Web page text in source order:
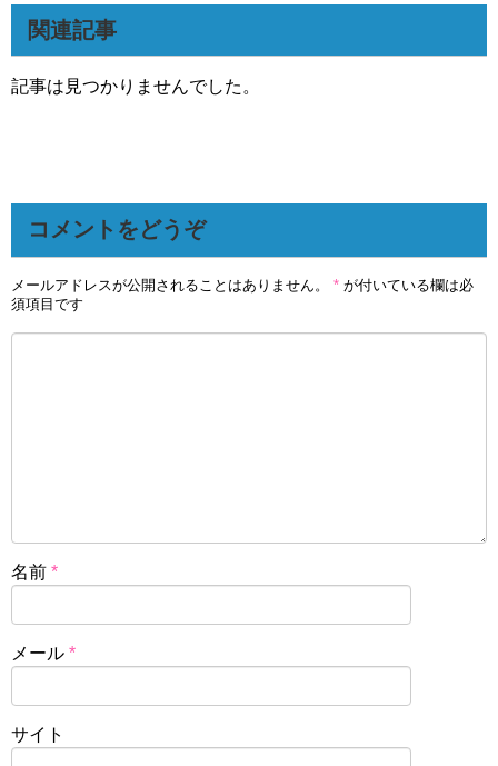
関連記事
記事は見つかりませんでした。
コメントをどうぞ
メールアドレスが公開されることはありません。 * が付いている欄は必
須項目です
名前 *
メール *
サイト